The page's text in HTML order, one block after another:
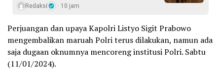
Redaksi 10 jam
Perjuangan dan upaya Kapolri Listyo Sigit Prabowo
mengembalikan maruah Polri terus dilakukan, namun ada
saja dugaan oknumnya mencoreng institusi Polri. Sabtu
(11/01/2024).